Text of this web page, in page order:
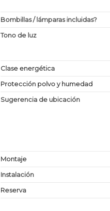
Bombillas / lámparas incluidas?
Tono de luz
Clase energética
Protección polvo y humedad
Sugerencia de ubicación
Montaje
Instalación
Reserva